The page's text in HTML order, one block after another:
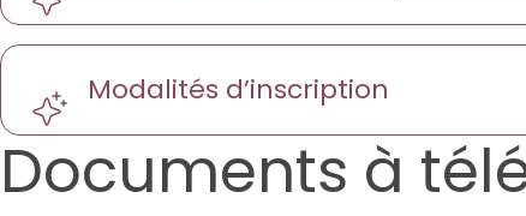
Modalités d’inscription
Documents à